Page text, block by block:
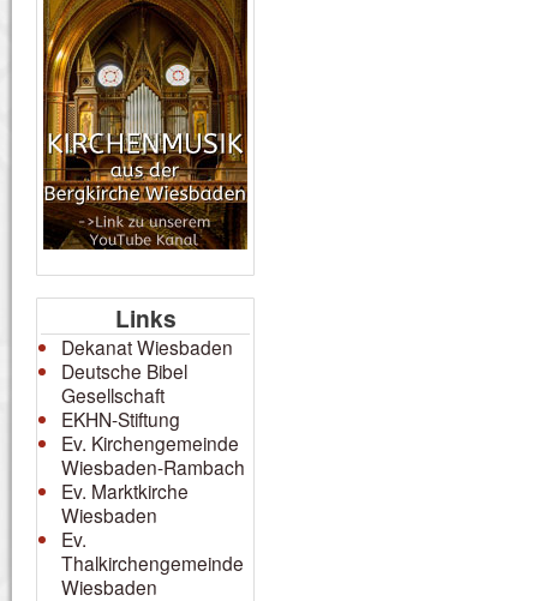
Links
Dekanat Wiesbaden
Deutsche Bibel
Gesellschaft
EKHN-Stiftung
Ev. Kirchengemeinde
Wiesbaden-Rambach
Ev. Marktkirche
Wiesbaden
Ev.
Thalkirchengemeinde
Wiesbaden